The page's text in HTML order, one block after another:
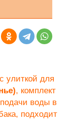
улиткой для
, комплект
воды в
подходит